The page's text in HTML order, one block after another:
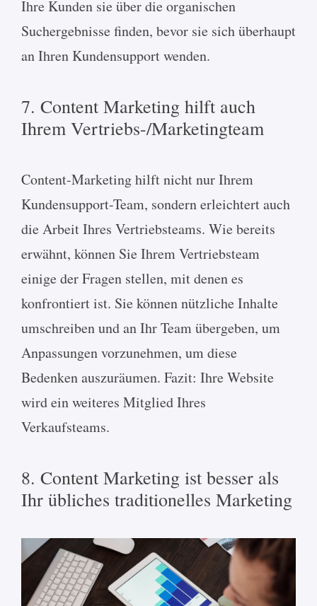
Ihre Kunden sie über die organischen
Suchergebnisse finden, bevor sie sich überhaupt
an Ihren Kundensupport wenden.
7. Content Marketing hilft auch
Ihrem Vertriebs-/Marketingteam
Content-Marketing hilft nicht nur Ihrem
Kundensupport-Team, sondern erleichtert auch
die Arbeit Ihres Vertriebsteams. Wie bereits
erwähnt, können Sie Ihrem Vertriebsteam
einige der Fragen stellen, mit denen es
konfrontiert ist. Sie können nützliche Inhalte
umschreiben und an Ihr Team übergeben, um
Anpassungen vorzunehmen, um diese
Bedenken auszuräumen. Fazit: Ihre Website
wird ein weiteres Mitglied Ihres
Verkaufsteams.
8. Content Marketing ist besser als
Ihr übliches traditionelles Marketing